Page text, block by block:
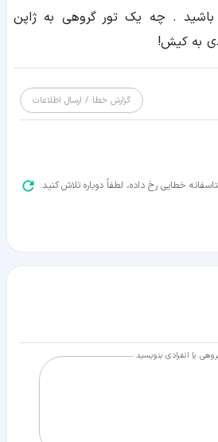
. چه یک تور گروهی به ژاپن
به کیش!
گزارش خطا / ارسال اطلاعات
خطایی رخ داده، لطفاً دوباره تلاش کنید.
یا انفرادی بنویسید